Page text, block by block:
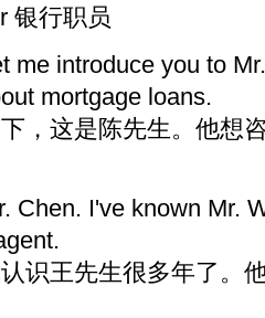
银行职员
me introduce you to
mortgage loans.
，这是陈先生。他想
Chen. I've known Mr.
识王先生很多年了。